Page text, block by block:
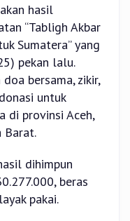
hasil
“Tabligh Akbar
Sumatera” yang
pekan lalu.
bersama, zikir,
untuk
di provinsi Aceh,
Barat.
dihimpun
beras
pakai.